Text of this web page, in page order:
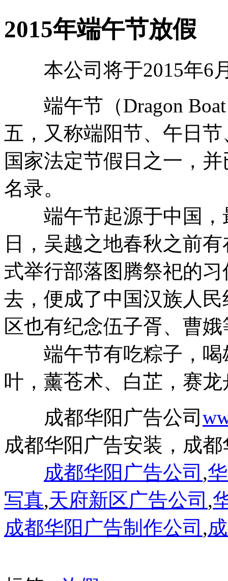
2015年端午节放假
本公司将于2015年6
端午节（Dragon Boat
五，又称端阳节、午日
国家法定节假日之一，
名录。
端午节起源于中国，
日，吴越之地春秋之前
式举行部落图腾祭祀的
去，便成了中国汉族人
区也有纪念伍子胥、曹
端午节有吃粽子，喝
叶，薰苍术、白芷，赛
成都华阳广告公司
成都华阳广告安装，成
成都华阳广告公司 ,
写真,天府新区广告公司 ,
成都华阳广告制作公司 ,